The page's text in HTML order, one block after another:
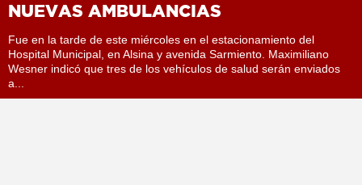
NUEVAS AMBULANCIAS
Fue en la tarde de este miércoles en el estacionamiento del
Hospital Municipal, en Alsina y avenida Sarmiento. Maximiliano
Wesner indicó que tres de los vehículos de salud serán enviados
a...